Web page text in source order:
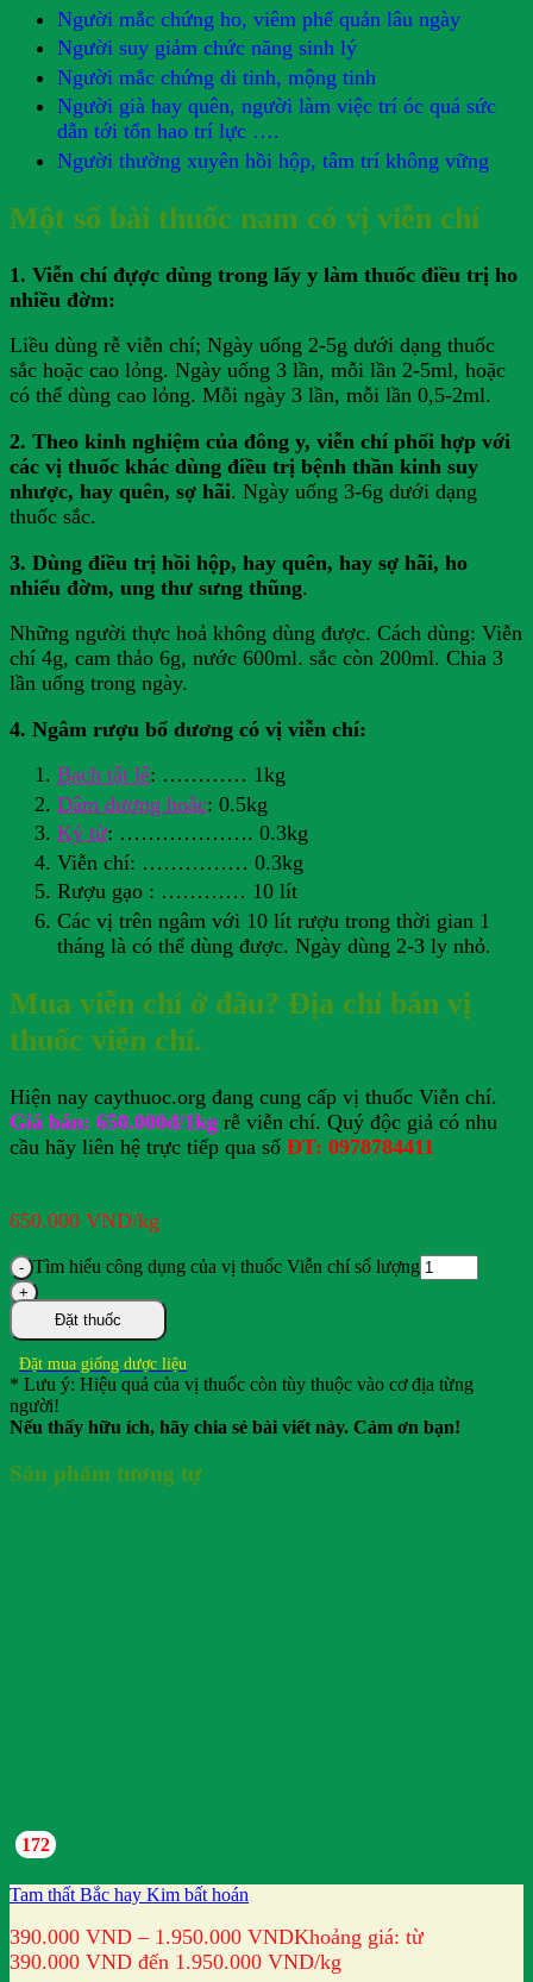
Người mắc chứng ho, viêm phế quản lâu ngày
Người suy giảm chức năng sinh lý
Người mắc chứng di tinh, mộng tinh
Người già hay quên, người làm việc trí óc quá sức
dẫn tới tổn hao trí lực ….
Người thường xuyên hồi hộp, tâm trí không vững
Một số bài thuốc nam có vị viễn chí
1. Viễn chí đựợc dùng trong lấy y làm thuốc điều trị ho
nhiều đờm:
Liều dùng rễ viễn chí; Ngày uống 2-5g dưới dạng thuốc
sắc hoặc cao lỏng. Ngày uống 3 lần, mỗi lần 2-5ml, hoặc
có thể dùng cao lỏng. Mỗi ngày 3 lần, mỗi lần 0,5-2ml.
2. Theo kinh nghiệm của đông y, viễn chí phối hợp với
các vị thuốc khác dùng điều trị bệnh thần kinh suy
nhược, hay quên, sợ hãi. Ngày uống 3-6g dưới dạng
thuốc sắc.
3. Dùng điều trị hồi hộp, hay quên, hay sợ hãi, ho
nhiểu đờm, ung thư sưng thũng.
Những người thực hoả không dùng được. Cách dùng: Viễn
chí 4g, cam thảo 6g, nước 600ml. sắc còn 200ml. Chia 3
lần uống trong ngày.
4. Ngâm rượu bổ dương có vị viễn chí:
Bạch tật lê: ………… 1kg
Dâm dương hoắc: 0.5kg
Kỷ tử: ………………. 0.3kg
Viễn chí: …………… 0.3kg
Rượu gạo : ………… 10 lít
Các vị trên ngâm với 10 lít rượu trong thời gian 1
tháng là có thể dùng được. Ngày dùng 2-3 ly nhỏ.
Mua viễn chí ở đâu? Địa chỉ bán vị
thuốc viễn chí.
Hiện nay caythuoc.org đang cung cấp vị thuốc Viễn chí.
Giá bán: 650.000đ/1kg rễ viễn chí. Quý độc giả có nhu
cầu hãy liên hệ trực tiếp qua số ĐT: 0978784411
650.000 VND/kg
Tìm hiểu công dụng của vị thuốc Viễn chí số lượng
Đặt thuốc
Đặt mua giống dược liệu
* Lưu ý: Hiệu quả của vị thuốc còn tùy thuộc vào cơ địa từng
người!
Nếu thấy hữu ích, hãy chia sẻ bài viết này. Cảm ơn bạn!
Sản phẩm tương tự
172
Tam thất Bắc hay Kim bất hoán
390.000 VND – 1.950.000 VNDKhoảng giá: từ
390.000 VND đến 1.950.000 VND/kg